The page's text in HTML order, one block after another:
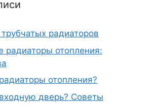
радиаторов
радиаторы отопления:
отопления?
дверь? Советы